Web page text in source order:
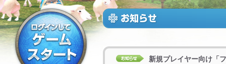
新規プレイヤー向け「